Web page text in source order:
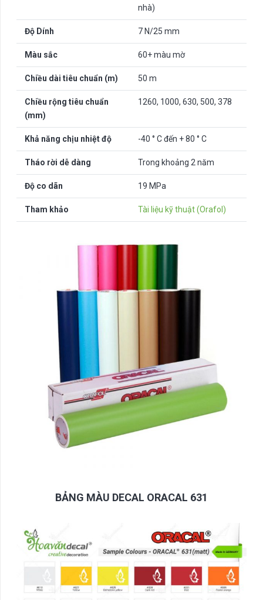
nhà)
Độ Dính 7 N/25 mm
Màu sắc 60+ màu mờ
Chiều dài tiêu chuẩn (m) 50 m
Chiều rộng tiêu chuẩn
(mm)
1260, 1000, 630, 500, 378
Khả năng chịu nhiệt độ -40 ° C đến + 80 ° C
Tháo rời dễ dàng Trong khoảng 2 năm
Độ co dãn 19 MPa
Tham khảo Tài liệu kỹ thuật (Orafol)
BẢNG MÀU DECAL ORACAL 631